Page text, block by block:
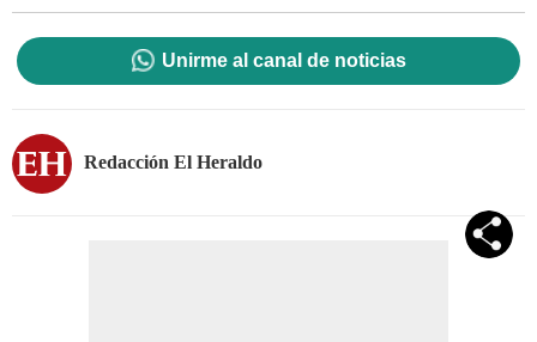
Unirme al canal de noticias
Redacción El Heraldo